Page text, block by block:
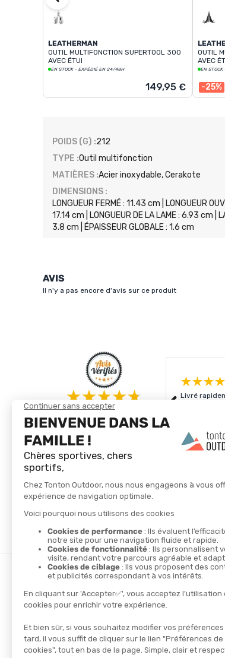
LEATHERMAN
OUTIL MULTIFONCTION SUPERTOOL 300
AVEC ÉTUI
EN STOCK - EXPÉDIÉ EN 24/48H
149,95 €
OUTIL
AVEC
EN
-25%
POIDS (G) :212
TYPE :Outil multifonction
MATIÈRES :Acier inoxydable, Cerakote
DIMENSIONS :
LONGUEUR FERMÉ : 11.43 cm | LONGUEUR
17.14 cm | LONGUEUR DE LA LAME : 6.93 cm |
3.8 cm | ÉPAISSEUR GLOBALE : 1.6 cm
AVIS
Il n'y a pas encore d'avis sur ce produit
4.8/5
Basé sur4 327avis des 12 derniers mois
Voir tous les avis
Livré
PAIEMENT SÉCURISÉ
TROUVER UN MAGASIN
CONTACTEZ-NOUS
LES + DE
Les codes